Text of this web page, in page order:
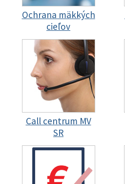
Ochrana mäkkých
cieľov
Call centrum MV
SR